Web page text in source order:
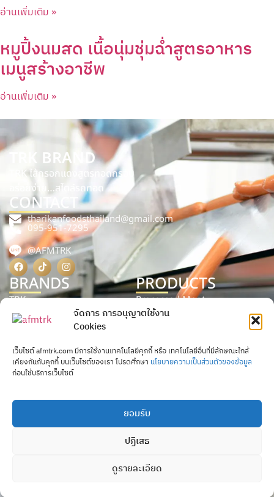
จัดการ การอนุญาตใช้งาน
Cookies
เว็บไซต์ afmtrk.com มีการใช้งานเทคโนโลยีคุกกี้ หรือ เทคโนโลยีอื่นที่มีลักษณะใกล้
เคียงกันกับคุกกี้ บนเว็บไซต์ของเรา โปรดศึกษา นโยบายความเป็นส่วนตัวของข้อมูล
ก่อนใช้บริการเว็บไซต์
ยอมรับ
ปฏิเสธ
ดูรายละเอียด
อ่านเพิ่มเติม »
หมูปิ้งนมสด เนื้อนุ่มชุ่มฉ่ำสูตรอาหาร
เมนูสร้างอาชีพ
อ่านเพิ่มเติม »
TRK BRAND
TRK ไส้กรอกแดงสูตรทอดกรอบ
อร่อยง่าย…สไตล์รถทอด
CONTACT
tharikanfoodsthailand@gmail.com
095-951-7295
@AFMTRK
BRANDS
TRK
TRP
P.Pork
PRODUCTS
Processed Meat
Processed Food
COPYRIGHT © 2025 AFM. ALL RIGHTS RESERVED.
AFM BRAND
Contact us
Open